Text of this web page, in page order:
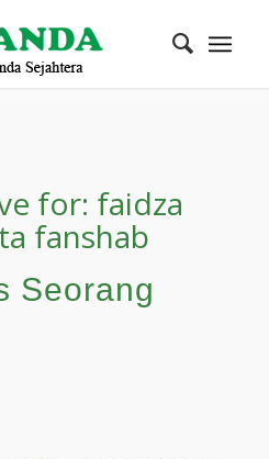
for: faidza
fanshab
Seorang